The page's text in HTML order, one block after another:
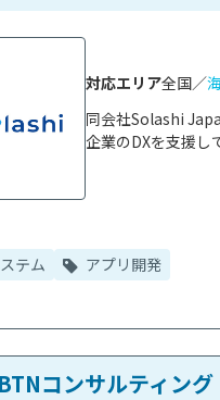
同会社Solashi
企業のDXを支援し
対応エリア全国／
テム アプリ開発
コンサルティング